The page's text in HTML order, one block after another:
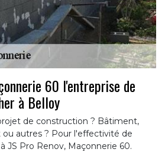
60 l'entreprise de
à Belloy
de construction ? Bâtiment,
autres ? Pour l'effectivité de
JS Pro Renov, Maçonnerie 60.